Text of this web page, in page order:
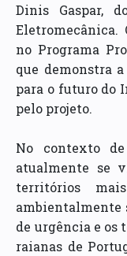
Dinis Gaspar,
Eletromecânica.
no Programa
que demonstra
para o futuro do
pelo projeto.
No contexto
atualmente se
territórios
ambientalmente
de urgência e os
raianas de